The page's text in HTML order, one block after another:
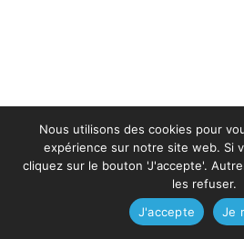
Nous utilisons des cookies pour
expérience sur notre site web. Si
cliquez sur le bouton 'J'accepte'.
les refuser.
J'accepte
Je